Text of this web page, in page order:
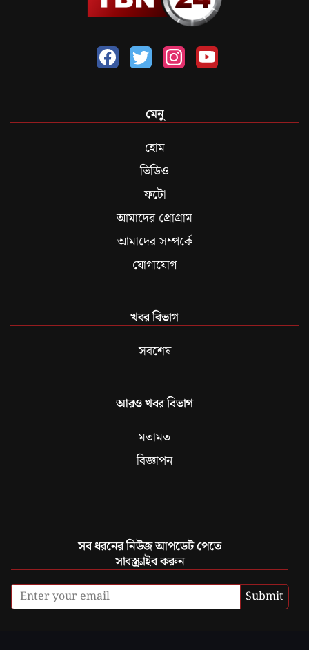
মেনু
হোম
ভিডিও
ফটো
আমাদের প্রোগ্রাম
আমাদের সম্পর্কে
যোগাযোগ
খবর বিভাগ
সবশেষ
আরও খবর বিভাগ
মতামত
বিজ্ঞাপন
সব ধরনের নিউজ আপডেট পেতে
সাবস্ক্রাইব করুন
Submit